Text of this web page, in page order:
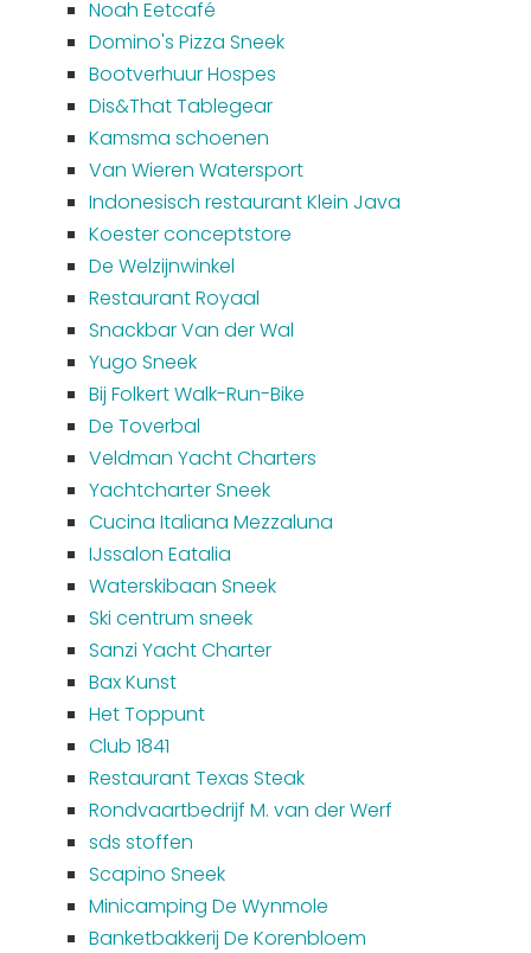
Noah Eetcafé
Domino's Pizza Sneek
Bootverhuur Hospes
Dis&That Tablegear
Kamsma schoenen
Van Wieren Watersport
Indonesisch restaurant Klein Java
Koester conceptstore
De Welzijnwinkel
Restaurant Royaal
Snackbar Van der Wal
Yugo Sneek
Bij Folkert Walk-Run-Bike
De Toverbal
Veldman Yacht Charters
Yachtcharter Sneek
Cucina Italiana Mezzaluna
IJssalon Eatalia
Waterskibaan Sneek
Ski centrum sneek
Sanzi Yacht Charter
Bax Kunst
Het Toppunt
Club 1841
Restaurant Texas Steak
Rondvaartbedrijf M. van der Werf
sds stoffen
Scapino Sneek
Minicamping De Wynmole
Banketbakkerij De Korenbloem